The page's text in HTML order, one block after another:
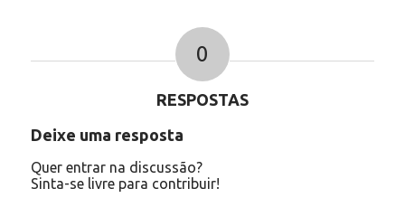
0
RESPOSTAS
Deixe uma resposta
Quer entrar na discussão?
Sinta-se livre para contribuir!